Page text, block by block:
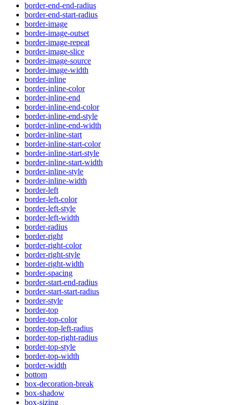
border-end-end-radius
border-end-start-radius
border-image
border-image-outset
border-image-repeat
border-image-slice
border-image-source
border-image-width
border-inline
border-inline-color
border-inline-end
border-inline-end-color
border-inline-end-style
border-inline-end-width
border-inline-start
border-inline-start-color
border-inline-start-style
border-inline-start-width
border-inline-style
border-inline-width
border-left
border-left-color
border-left-style
border-left-width
border-radius
border-right
border-right-color
border-right-style
border-right-width
border-spacing
border-start-end-radius
border-start-start-radius
border-style
border-top
border-top-color
border-top-left-radius
border-top-right-radius
border-top-style
border-top-width
border-width
bottom
box-decoration-break
box-shadow
box-sizing